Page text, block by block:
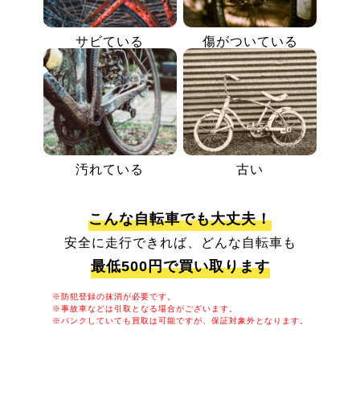
サビている 傷がついている
汚れている 古い
こんな自転車でも大丈夫！
安全に走行できれば、どんな自転車も
最低500円で買い取ります
※防犯登録の抹消が必要です。
※事故車などは引取となる場合がございます。
※パンクしていても買取は可能ですが、保証対象外となります。